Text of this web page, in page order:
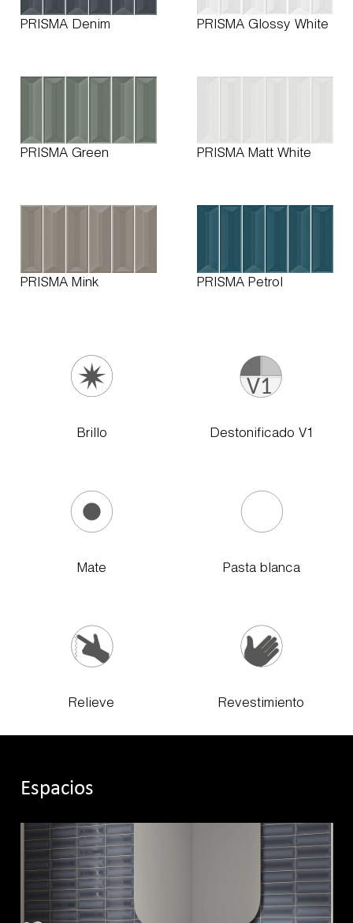
PRISMA Denim PRISMA Glossy White
PRISMA Green PRISMA Matt White
PRISMA Mink PRISMA Petrol
Brillo Destonificado V1
Mate Pasta blanca
Relieve Revestimiento
Espacios